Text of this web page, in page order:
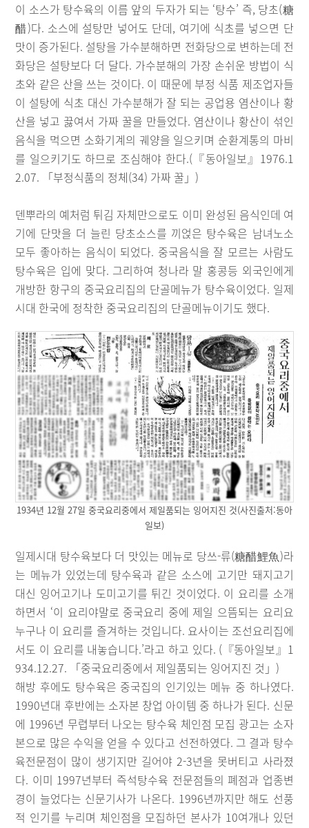
이 소스가 탕수육의 이름 앞의 두자가 되는 ‘탕수’ 즉, 당초(糖
醋)다. 소스에 설탕만 넣어도 단데, 여기에 식초를 넣으면 단
맛이 증가된다. 설탕을 가수분해하면 전화당으로 변하는데 전
화당은 설탕보다 더 달다. 가수분해의 가장 손쉬운 방법이 식
초와 같은 산을 쓰는 것이다. 이 때문에 부정 식품 제조업자들
이 설탕에 식초 대신 가수분해가 잘 되는 공업용 염산이나 황
산을 넣고 끓여서 가짜 꿀을 만들었다. 염산이나 황산이 섞인
음식을 먹으면 소화기계의 궤양을 일으키며 순환계통의 마비
를 일으키기도 하므로 조심해야 한다.(『동아일보』1976.1
2.07. 「부정식품의 정체(34) 가짜 꿀」)
덴뿌라의 예처럼 튀김 자체만으로도 이미 완성된 음식인데 여
기에 단맛을 더 늘린 당초소스를 끼얹은 탕수육은 남녀노소
모두 좋아하는 음식이 되었다. 중국음식을 잘 모르는 사람도
탕수육은 입에 맞다. 그리하여 청나라 말 홍콩등 외국인에게
개방한 항구의 중국요리집의 단골메뉴가 탕수육이었다. 일제
시대 한국에 정착한 중국요리집의 단골메뉴이기도 했다.
1934년 12월 27일 중국요리중에서 제일품되는 잉어지진 것(사진출처:동아
일보)
일제시대 탕수육보다 더 맛있는 메뉴로 당쓰-류(糖醋鯉魚)라
는 메뉴가 있었는데 탕수육과 같은 소스에 고기만 돼지고기
대신 잉어고기나 도미고기를 튀긴 것이었다. 이 요리를 소개
하면서 ‘이 요리야말로 중국요리 중에 제일 으뜸되는 요리요
누구나 이 요리를 즐겨하는 것입니다. 요사이는 조선요리집에
서도 이 요리를 내놓습니다.’라고 하고 있다. (『동아일보』1
934.12.27. 「중국요리중에서 제일품되는 잉어지진 것」)
해방 후에도 탕수육은 중국집의 인기있는 메뉴 중 하나였다.
1990년대 후반에는 소자본 창업 아이템 중 하나가 된다. 신문
에 1996년 무렵부터 나오는 탕수육 체인점 모집 광고는 소자
본으로 많은 수익을 얻을 수 있다고 선전하였다. 그 결과 탕수
육전문점이 많이 생기지만 길어야 2-3년을 못버티고 사라졌
다. 이미 1997년부터 즉석탕수육 전문점들의 폐점과 업종변
경이 늘었다는 신문기사가 나온다. 1996년까지만 해도 선풍
적 인기를 누리며 체인점을 모집하던 본사가 10여개나 있던